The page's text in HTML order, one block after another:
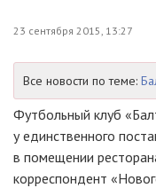
23 сентября 2015, 13:27
Все новости по теме:
Футбольный клуб
у единственного
в помещении
корреспондент